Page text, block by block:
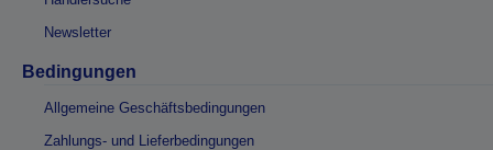
Newsletter
Bedingungen
Allgemeine Geschäftsbedingungen
Zahlungs- und Lieferbedingungen